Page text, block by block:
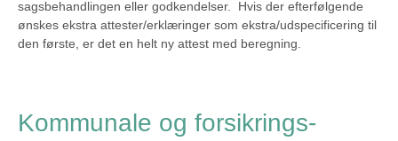
sagsbehandlingen eller godkendelser. Hvis der efterfølgende
ønskes ekstra attester/erklæringer som ekstra/udspecificering til
den første, er det en helt ny attest med beregning.
Kommunale og forsikrings-